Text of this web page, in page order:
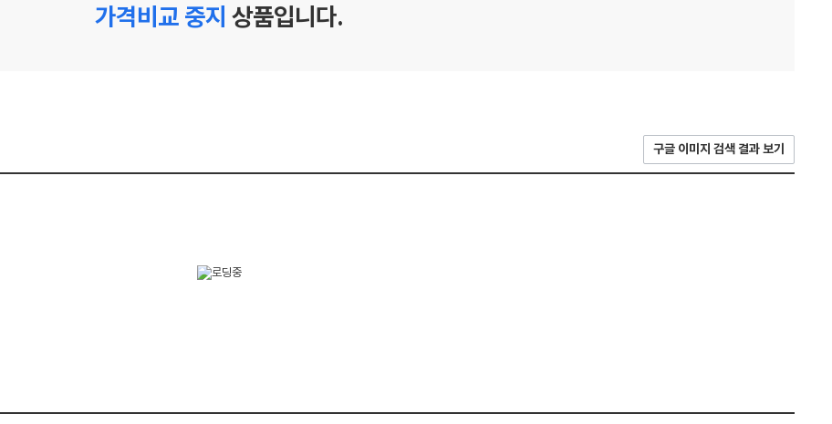
가격비교 중지 상품입니다.
구글 이미지 검색 결과 보기